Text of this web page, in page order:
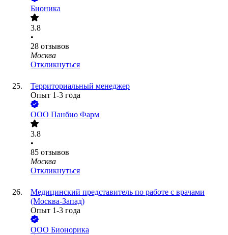
Бионика
3.8
•
28 отзывов
Москва
Откликнуться
Территориальный менеджер
Опыт 1-3 года
ООО Панбио Фарм
3.8
•
85 отзывов
Москва
Откликнуться
Медицинский представитель по работе с врачами
(Москва-Запад)
Опыт 1-3 года
ООО Бионорика